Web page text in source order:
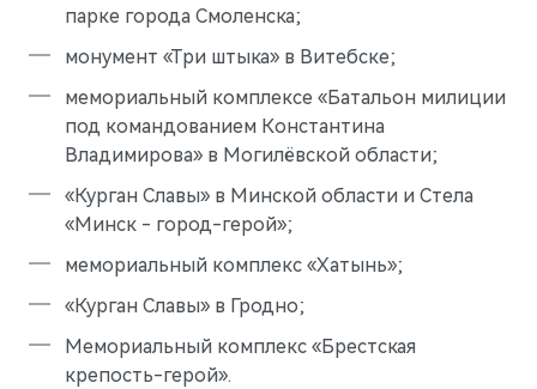
M7Представительский кроссовер
парке города Смоленска;
монумент «Три штыка» в Витебске;
мемориальный комплексе «Батальон милиции
под командованием Константина
Владимирова» в Могилёвской области;
«Курган Славы» в Минской области и Стела
«Минск - город-герой»;
мемориальный комплекс «Хатынь»;
«Курган Славы» в Гродно;
Мемориальный комплекс «Брестская
крепость-герой».